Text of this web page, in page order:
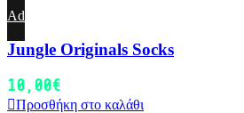
Add to wishlist
Jungle Originals Socks
10,00€
Προσθήκη στο καλάθι